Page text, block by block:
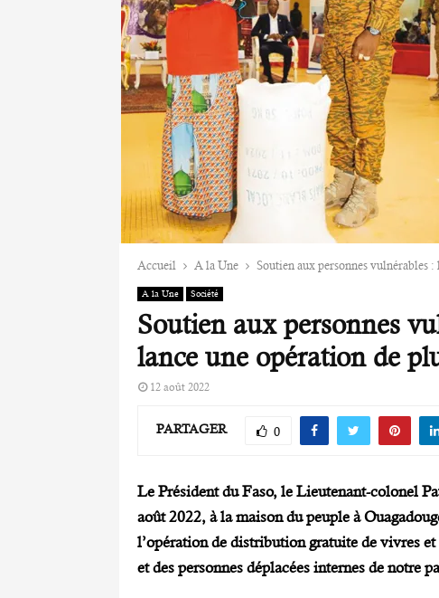
Accueil A la Une Soutien aux personnes vulnérables
A la Une Société
Soutien aux personnes
lance une opération de
12 août 2022
PARTAGER 0
Le Président du Faso, le Lieutenant-colonel
août 2022, à la maison du peuple à
l’opération de distribution gratuite de vivres
et des personnes déplacées internes de notre